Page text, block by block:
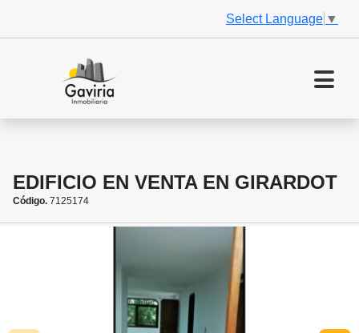
Select Language ▼
EDIFICIO EN VENTA EN GIRARDOT
Código. 7125174